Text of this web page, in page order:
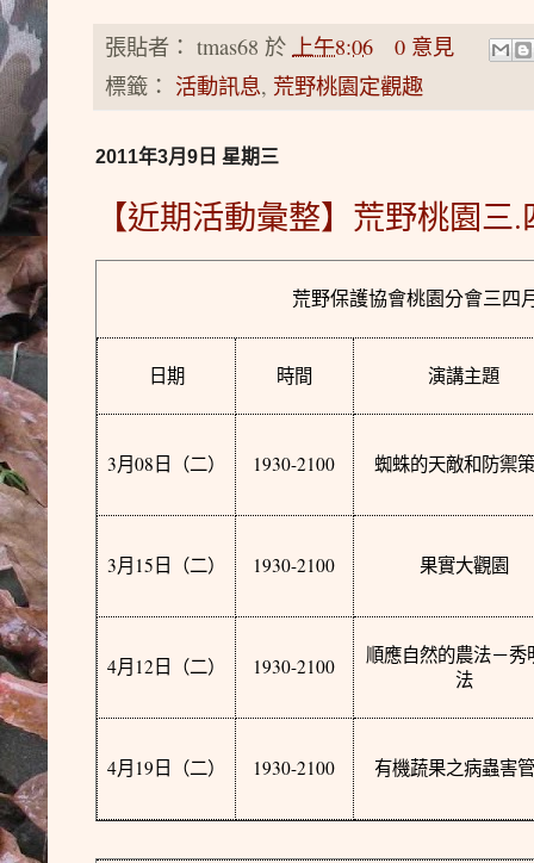
張貼者： tmas68 於 上午8:06
0 意見
標籤： 活動訊息, 荒野桃園定觀趣
2011年3月9日 星期三
【近期活動彙整】荒野桃園三
荒野保護協會桃園分會三四
日期 時間 演講主題
3月08 日 （二） 1930-2100 蜘蛛的天敵和防禦
3月 15 日 （二） 1930-2100 果實大觀園
4月 12 日 （二） 1930-2100
順應自然的農法－秀
法
4月 19 日 （二） 1930-2100 有機蔬果之病蟲害